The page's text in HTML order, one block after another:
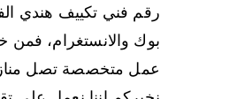
رقم فني تكييف هندي
بوك والانستغرام،
عمل متخصصة تصل